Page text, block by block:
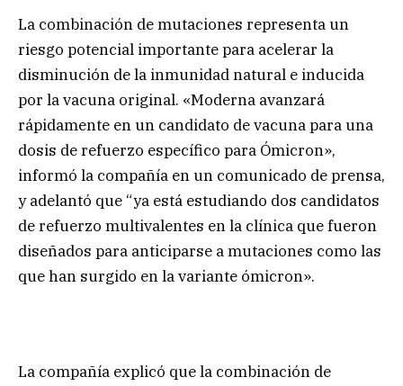
La combinación de mutaciones representa un
riesgo potencial importante para acelerar la
disminución de la inmunidad natural e inducida
por la vacuna original. «Moderna avanzará
rápidamente en un candidato de vacuna para una
dosis de refuerzo específico para Ómicron»,
informó la compañía en un comunicado de prensa,
y adelantó que “ya está estudiando dos candidatos
de refuerzo multivalentes en la clínica que fueron
diseñados para anticiparse a mutaciones como las
que han surgido en la variante ómicron».
La compañía explicó que la combinación de